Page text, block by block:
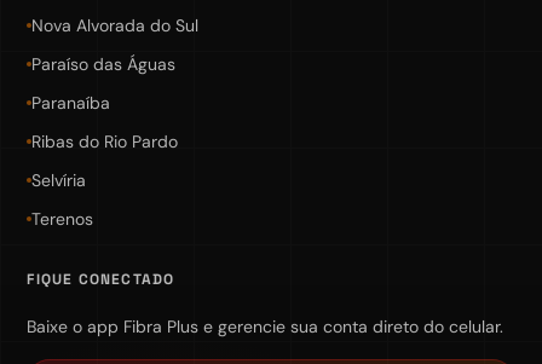
Nova Alvorada do Sul
Paraíso das Águas
Paranaíba
Ribas do Rio Pardo
Selvíria
Terenos
FIQUE CONECTADO
Baixe o app Fibra Plus e gerencie sua conta direto do celular.